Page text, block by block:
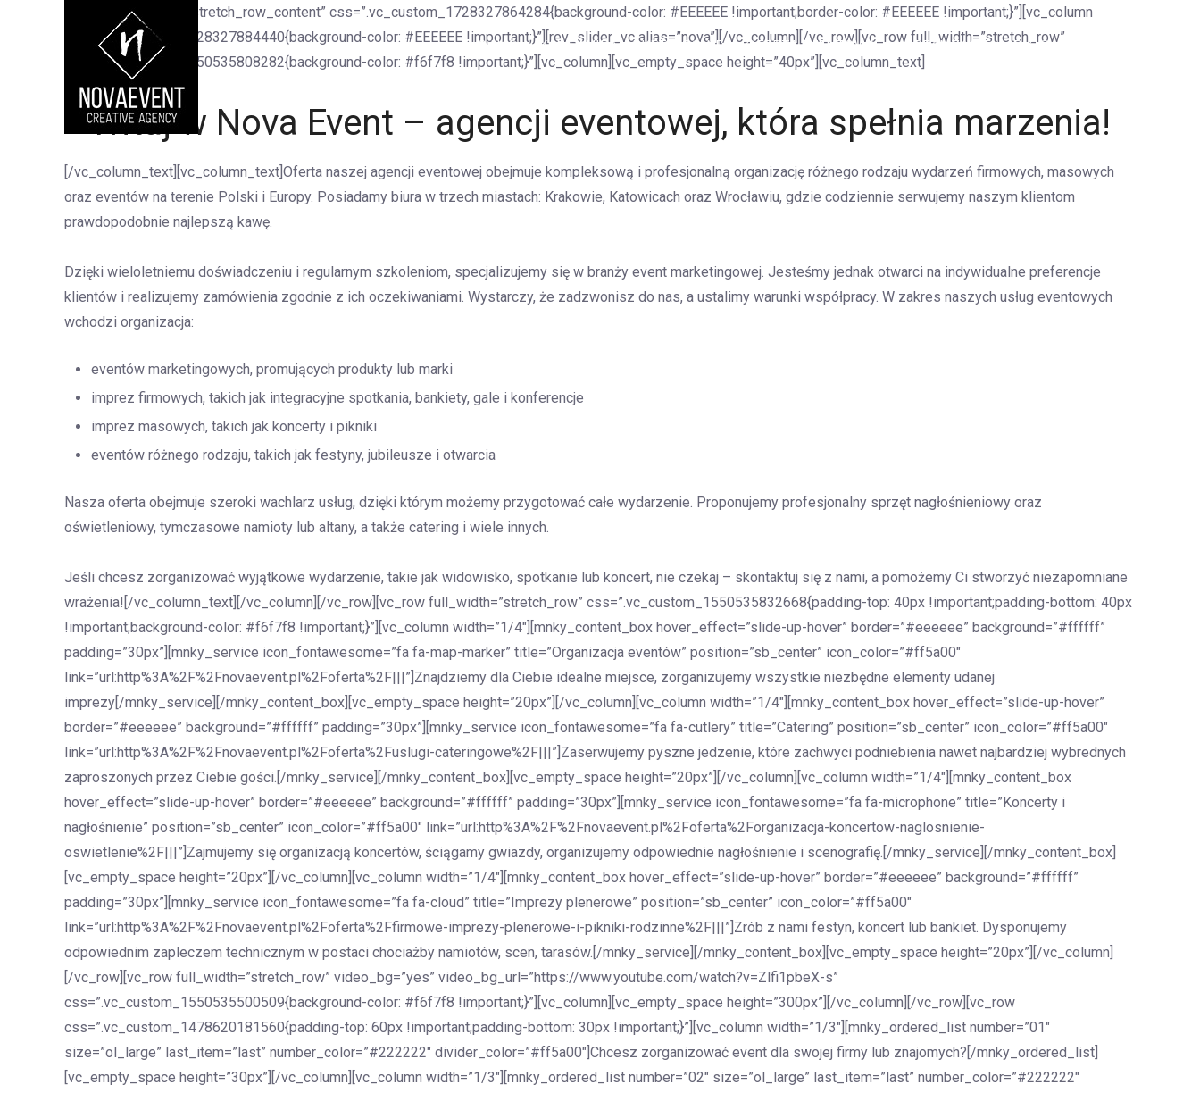
O NAS KAMPANIE MARKETINGOWE OFERTA EVENTOWA REALIZACJE BLOG
[vc_row full_width=”stretch_row_content” css=”.vc_custom_1728327864284{background-color: #EEEEEE !important;border-color: #EEEEEE !important;}”][vc_column
css=”.vc_custom_1728327884440{background-color: #EEEEEE !important;}”][rev_slider_vc alias=”nova”][/vc_column][/vc_row][vc_row full_width=”stretch_row”
css=”.vc_custom_1550535808282{background-color: #f6f7f8 !important;}”][vc_column][vc_empty_space height=”40px”][vc_column_text]
Witaj w Nova Event – agencji eventowej, która spełnia marzenia!
[/vc_column_text][vc_column_text]Oferta naszej agencji eventowej obejmuje kompleksową i profesjonalną organizację różnego rodzaju wydarzeń firmowych, masowych
oraz eventów na terenie Polski i Europy. Posiadamy biura w trzech miastach: Krakowie, Katowicach oraz Wrocławiu, gdzie codziennie serwujemy naszym klientom
prawdopodobnie najlepszą kawę.
Dzięki wieloletniemu doświadczeniu i regularnym szkoleniom, specjalizujemy się w branży event marketingowej. Jesteśmy jednak otwarci na indywidualne preferencje
klientów i realizujemy zamówienia zgodnie z ich oczekiwaniami. Wystarczy, że zadzwonisz do nas, a ustalimy warunki współpracy. W zakres naszych usług eventowych
wchodzi organizacja:
eventów marketingowych, promujących produkty lub marki
imprez firmowych, takich jak integracyjne spotkania, bankiety, gale i konferencje
imprez masowych, takich jak koncerty i pikniki
eventów różnego rodzaju, takich jak festyny, jubileusze i otwarcia
Nasza oferta obejmuje szeroki wachlarz usług, dzięki którym możemy przygotować całe wydarzenie. Proponujemy profesjonalny sprzęt nagłośnieniowy oraz
oświetleniowy, tymczasowe namioty lub altany, a także catering i wiele innych.
Jeśli chcesz zorganizować wyjątkowe wydarzenie, takie jak widowisko, spotkanie lub koncert, nie czekaj – skontaktuj się z nami, a pomożemy Ci stworzyć niezapomniane
wrażenia![/vc_column_text][/vc_column][/vc_row][vc_row full_width=”stretch_row” css=”.vc_custom_1550535832668{padding-top: 40px !important;padding-bottom: 40px
!important;background-color: #f6f7f8 !important;}”][vc_column width=”1/4″][mnky_content_box hover_effect=”slide-up-hover” border=”#eeeeee” background=”#ffffff”
padding=”30px”][mnky_service icon_fontawesome=”fa fa-map-marker” title=”Organizacja eventów” position=”sb_center” icon_color=”#ff5a00″
link=”url:http%3A%2F%2Fnovaevent.pl%2Foferta%2F|||”]Znajdziemy dla Ciebie idealne miejsce, zorganizujemy wszystkie niezbędne elementy udanej
imprezy[/mnky_service][/mnky_content_box][vc_empty_space height=”20px”][/vc_column][vc_column width=”1/4″][mnky_content_box hover_effect=”slide-up-hover”
border=”#eeeeee” background=”#ffffff” padding=”30px”][mnky_service icon_fontawesome=”fa fa-cutlery” title=”Catering” position=”sb_center” icon_color=”#ff5a00″
link=”url:http%3A%2F%2Fnovaevent.pl%2Foferta%2Fuslugi-cateringowe%2F|||”]Zaserwujemy pyszne jedzenie, które zachwyci podniebienia nawet najbardziej wybrednych
zaproszonych przez Ciebie gości.[/mnky_service][/mnky_content_box][vc_empty_space height=”20px”][/vc_column][vc_column width=”1/4″][mnky_content_box
hover_effect=”slide-up-hover” border=”#eeeeee” background=”#ffffff” padding=”30px”][mnky_service icon_fontawesome=”fa fa-microphone” title=”Koncerty i
nagłośnienie” position=”sb_center” icon_color=”#ff5a00″ link=”url:http%3A%2F%2Fnovaevent.pl%2Foferta%2Forganizacja-koncertow-naglosnienie-
oswietlenie%2F|||”]Zajmujemy się organizacją koncertów, ściągamy gwiazdy, organizujemy odpowiednie nagłośnienie i scenografię.[/mnky_service][/mnky_content_box]
[vc_empty_space height=”20px”][/vc_column][vc_column width=”1/4″][mnky_content_box hover_effect=”slide-up-hover” border=”#eeeeee” background=”#ffffff”
padding=”30px”][mnky_service icon_fontawesome=”fa fa-cloud” title=”Imprezy plenerowe” position=”sb_center” icon_color=”#ff5a00″
link=”url:http%3A%2F%2Fnovaevent.pl%2Foferta%2Ffirmowe-imprezy-plenerowe-i-pikniki-rodzinne%2F|||”]Zrób z nami festyn, koncert lub bankiet. Dysponujemy
odpowiednim zapleczem technicznym w postaci chociażby namiotów, scen, tarasów.[/mnky_service][/mnky_content_box][vc_empty_space height=”20px”][/vc_column]
[/vc_row][vc_row full_width=”stretch_row” video_bg=”yes” video_bg_url=”https://www.youtube.com/watch?v=Zlfi1pbeX-s”
css=”.vc_custom_1550535500509{background-color: #f6f7f8 !important;}”][vc_column][vc_empty_space height=”300px”][/vc_column][/vc_row][vc_row
css=”.vc_custom_1478620181560{padding-top: 60px !important;padding-bottom: 30px !important;}”][vc_column width=”1/3″][mnky_ordered_list number=”01″
size=”ol_large” last_item=”last” number_color=”#222222″ divider_color=”#ff5a00″]Chcesz zorganizować event dla swojej firmy lub znajomych?[/mnky_ordered_list]
[vc_empty_space height=”30px”][/vc_column][vc_column width=”1/3″][mnky_ordered_list number=”02″ size=”ol_large” last_item=”last” number_color=”#222222″